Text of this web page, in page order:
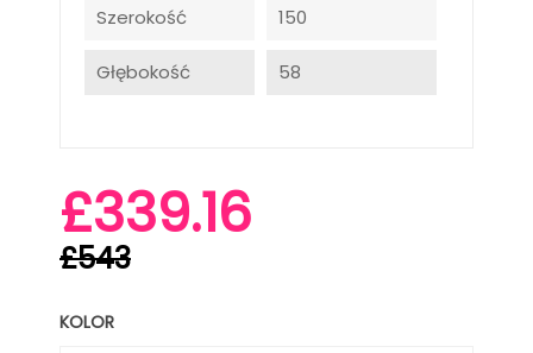
Szerokość 150
Głębokość 58
£339.16
£543
KOLOR